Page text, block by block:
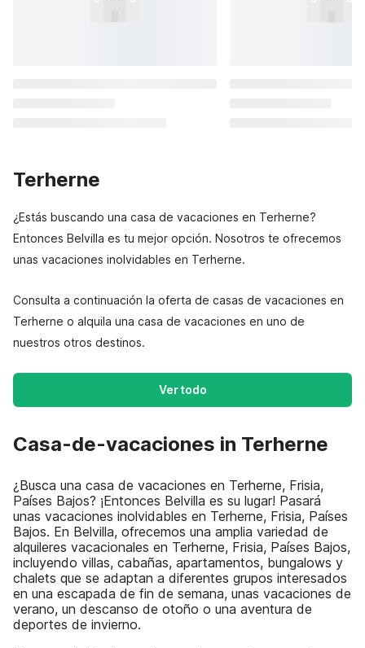
Terherne
¿Estás buscando una casa de vacaciones en Terherne?
Entonces Belvilla es tu mejor opción. Nosotros te ofrecemos
unas vacaciones inolvidables en Terherne.
Consulta a continuación la oferta de casas de vacaciones en
Terherne o alquila una casa de vacaciones en uno de
nuestros otros destinos.
Ver todo
Casa-de-vacaciones in Terherne
¿Busca una casa de vacaciones en Terherne, Frisia,
Países Bajos? ¡Entonces Belvilla es su lugar! Pasará
unas vacaciones inolvidables en Terherne, Frisia, Países
Bajos. En Belvilla, ofrecemos una amplia variedad de
alquileres vacacionales en Terherne, Frisia, Países Bajos,
incluyendo villas, cabañas, apartamentos, bungalows y
chalets que se adaptan a diferentes grupos interesados
en una escapada de fin de semana, unas vacaciones de
verano, un descanso de otoño o una aventura de
deportes de invierno.